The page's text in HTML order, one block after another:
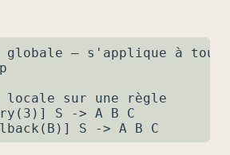
— s'applique à toute
locale sur une règle
S -> A B C
S -> A B C